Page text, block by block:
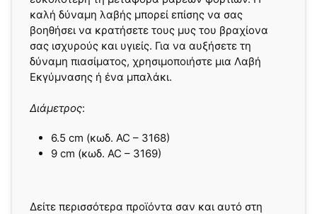
καλή δύναμη λαβής μπορεί επίσης να σας
βοηθήσει να κρατήσετε τους μυς του βραχίονα
σας ισχυρούς και υγιείς. Για να αυξήσετε τη
δύναμη πιασίματος, χρησιμοποιήστε μια Λαβή
Εκγύμνασης ή ένα μπαλάκι.
Διάμετρος:
6.5 cm (κωδ. AC – 3168)
9 cm (κωδ. AC – 3169)
Δείτε περισσότερα προϊόντα σαν και αυτό στη